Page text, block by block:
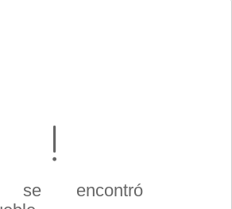
se encontró